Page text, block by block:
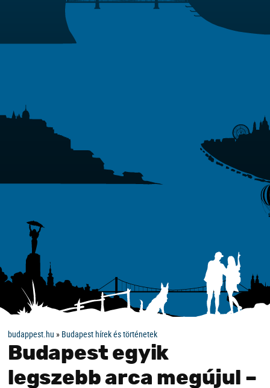
budappest.hu » Budapest hírek és történetek
Budapest egyik
legszebb arca megújul –